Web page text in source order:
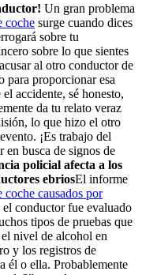
Un gran problema
coche surge cuando dices
sobre tu
sobre lo que sientes
al otro conductor de
para proporcionar esa
accidente, sé honesto,
da tu relato veraz
lo que hizo el otro
¡Es trabajo del
busca de signos de
policial afecta a los
ebriosEl informe
coche causados por
el conductor fue evaluado
tipos de pruebas que
nivel de alcohol en
y los registros de
él o ella. Probablemente